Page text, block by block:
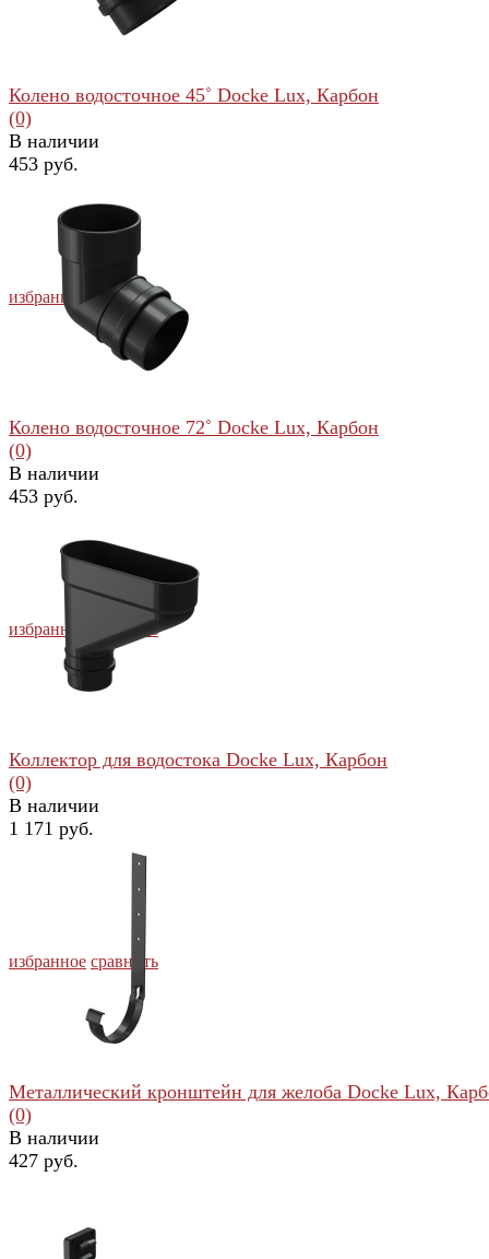
избранное сравнить
Колено водосточное 45˚ Docke Lux, Карбон
(0)
В наличии
453 руб.
избранное сравнить
Колено водосточное 72˚ Docke Lux, Карбон
(0)
В наличии
453 руб.
избранное сравнить
Коллектор для водостока Docke Lux, Карбон
(0)
В наличии
1 171 руб.
Металлический кронштейн для желоба Docke Lux,
(0)
В наличии
427 руб.